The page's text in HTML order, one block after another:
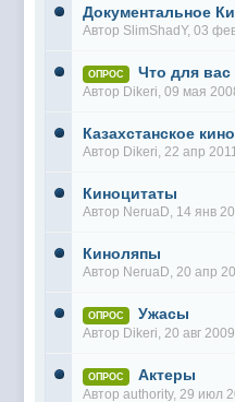
Документальное
Автор SlimShadY, 03
ОПРОС Что для
Автор Dikeri , 09 мая
Казахстанское кино
Автор Dikeri , 22 апр 2011
Киноцитаты
Автор NeruaD , 14 янв
Киноляпы
Автор NeruaD , 20 апр
ОПРОС Ужасы
Автор Dikeri , 20 авг 2009
ОПРОС Актеры
Автор authority, 29 июл